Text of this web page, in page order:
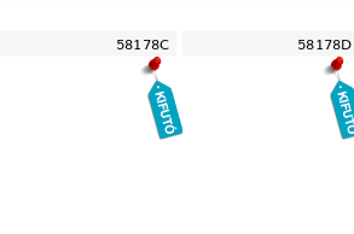
58178C 58178D